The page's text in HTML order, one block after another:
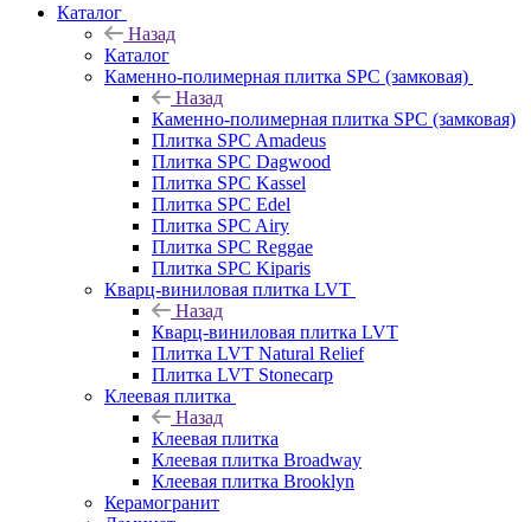
Каталог
Назад
Каталог
Каменно-полимерная плитка SPC (замковая)
Назад
Каменно-полимерная плитка SPC (замковая)
Плитка SPC Amadeus
Плитка SPC Dagwood
Плитка SPC Kassel
Плитка SPC Edel
Плитка SPC Airy
Плитка SPC Reggae
Плитка SPC Kiparis
Кварц-виниловая плитка LVT
Назад
Кварц-виниловая плитка LVT
Плитка LVT Natural Relief
Плитка LVT Stonecarp
Клеевая плитка
Назад
Клеевая плитка
Клеевая плитка Broadway
Клеевая плитка Brooklyn
Керамогранит